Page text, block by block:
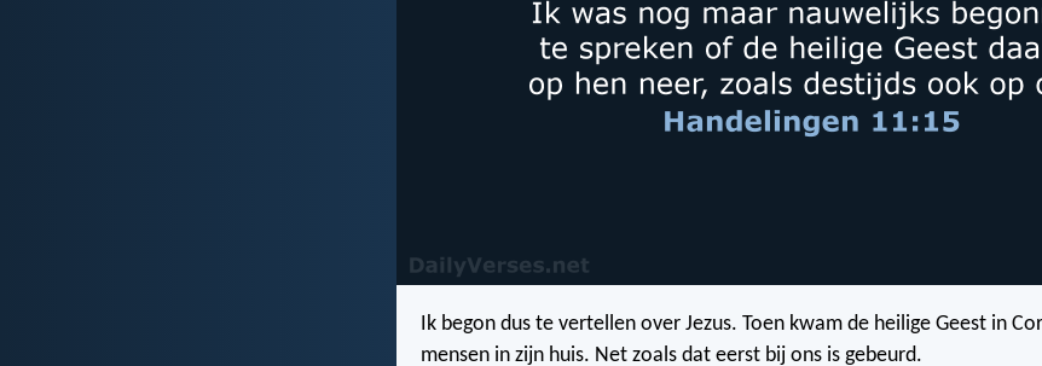
Ik begon dus te vertellen over Jezus. Toen kwam de heilige Geest in
mensen in zijn huis. Net zoals dat eerst bij ons is gebeurd.